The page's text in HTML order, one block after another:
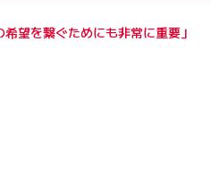
望を繋ぐためにも非常に重要」